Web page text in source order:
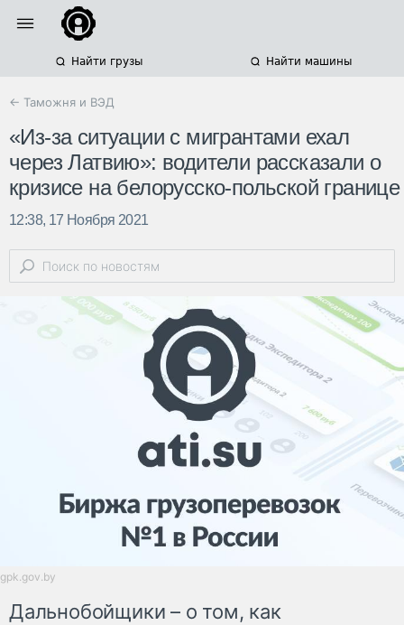
Найти грузы Найти машины
← Таможня и ВЭД
«Из-за ситуации с мигрантами ехал
через Латвию»: водители рассказали о
кризисе на белорусско-польской границе
12:38, 17 Ноября 2021
gpk.gov.by
Дальнобойщики – о том, как